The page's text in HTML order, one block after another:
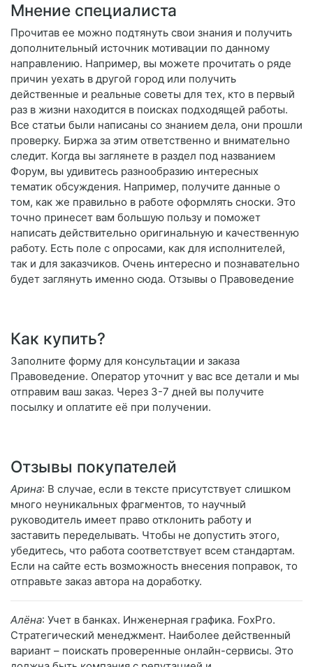
Мнение специалиста
Прочитав ее можно подтянуть свои знания и получить
дополнительный источник мотивации по данному
направлению. Например, вы можете прочитать о ряде
причин уехать в другой город или получить
действенные и реальные советы для тех, кто в первый
раз в жизни находится в поисках подходящей работы.
Все статьи были написаны со знанием дела, они прошли
проверку. Биржа за этим ответственно и внимательно
следит. Когда вы заглянете в раздел под названием
Форум, вы удивитесь разнообразию интересных
тематик обсуждения. Например, получите данные о
том, как же правильно в работе оформлять сноски. Это
точно принесет вам большую пользу и поможет
написать действительно оригинальную и качественную
работу. Есть поле с опросами, как для исполнителей,
так и для заказчиков. Очень интересно и познавательно
будет заглянуть именно сюда. Отзывы о Правоведение
Как купить?
Заполните форму для консультации и заказа
Правоведение. Оператор уточнит у вас все детали и мы
отправим ваш заказ. Через 3-7 дней вы получите
посылку и оплатите её при получении.
Отзывы покупателей
Арина: В случае, если в тексте присутствует слишком
много неуникальных фрагментов, то научный
руководитель имеет право отклонить работу и
заставить переделывать. Чтобы не допустить этого,
убедитесь, что работа соответствует всем стандартам.
Если на сайте есть возможность внесения поправок, то
отправьте заказ автора на доработку.
Алёна: Учет в банках. Инженерная графика. FoxPro.
Стратегический менеджмент. Наиболее действенный
вариант – поискать проверенные онлайн-сервисы. Это